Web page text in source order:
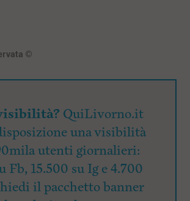
©
QuiLivorno.it
una visibilità
utenti giornalieri:
Fb, 15.500 su Ig e 4.700
il pacchetto banner